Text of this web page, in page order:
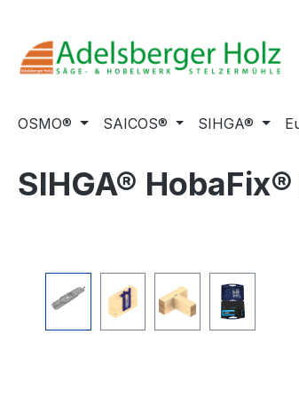
OSMO® SAICOS® SIHGA®
SIHGA® HobaFix®
Bildergalerie überspringen